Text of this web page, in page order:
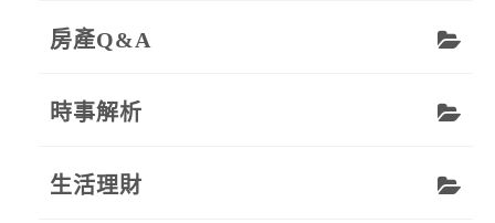
房產Q&A
時事解析
生活理財